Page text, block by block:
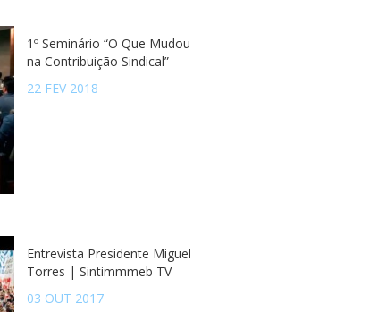
1º Seminário “O Que Mudou
na Contribuição Sindical”
22 FEV 2018
Entrevista Presidente Miguel
Torres | Sintimmmeb TV
03 OUT 2017